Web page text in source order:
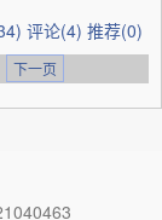
评论(4) 推荐(0)
下一页